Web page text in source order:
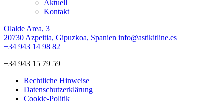
Aktuell
Kontakt
Olalde Area, 3
20730 Azpeitia, Gipuzkoa, Spanien info@astikitline.es
+34 943 14 98 82
+34 943 15 79 59
Rechtliche Hinweise
Datenschutzerklärung
Cookie-Politik